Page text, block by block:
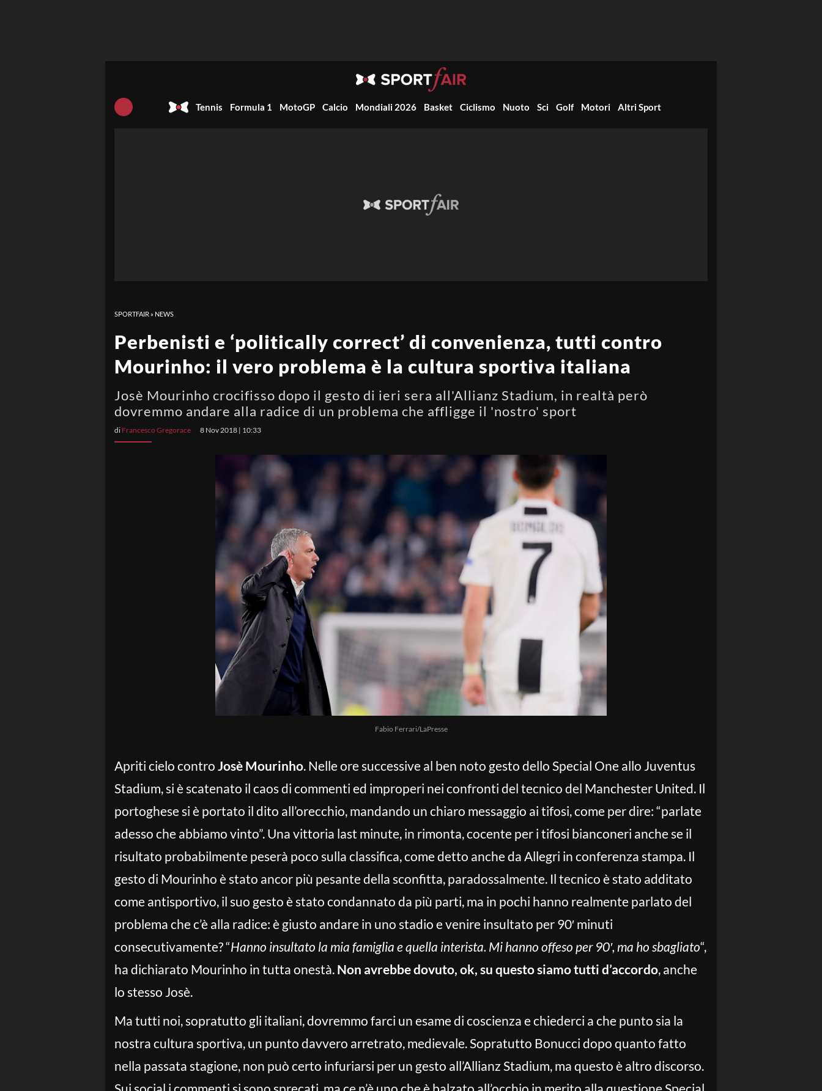
Tennis Formula 1 MotoGP Calcio Mondiali 2026 Basket Ciclismo Nuoto Sci Golf Motori Altri Sport
SPORTFAIR » NEWS
Perbenisti e ‘politically correct’ di convenienza, tutti contro
Mourinho: il vero problema è la cultura sportiva italiana
Josè Mourinho crocifisso dopo il gesto di ieri sera all'Allianz Stadium, in realtà però
dovremmo andare alla radice di un problema che affligge il 'nostro' sport
di Francesco Gregorace 8 Nov 2018 | 10:33
Fabio Ferrari/LaPresse
Apriti cielo contro Josè Mourinho. Nelle ore successive al ben noto gesto dello Special One allo Juventus
Stadium, si è scatenato il caos di commenti ed improperi nei confronti del tecnico del Manchester United. Il
portoghese si è portato il dito all’orecchio, mandando un chiaro messaggio ai tifosi, come per dire: “parlate
adesso che abbiamo vinto”. Una vittoria last minute, in rimonta, cocente per i tifosi bianconeri anche se il
risultato probabilmente peserà poco sulla classifica, come detto anche da Allegri in conferenza stampa. Il
gesto di Mourinho è stato ancor più pesante della sconfitta, paradossalmente. Il tecnico è stato additato
come antisportivo, il suo gesto è stato condannato da più parti, ma in pochi hanno realmente parlato del
problema che c’è alla radice: è giusto andare in uno stadio e venire insultato per 90′ minuti
consecutivamente? “Hanno insultato la mia famiglia e quella interista. Mi hanno offeso per 90′, ma ho sbagliato“,
ha dichiarato Mourinho in tutta onestà. Non avrebbe dovuto, ok, su questo siamo tutti d’accordo, anche
lo stesso Josè.
Ma tutti noi, sopratutto gli italiani, dovremmo farci un esame di coscienza e chiederci a che punto sia la
nostra cultura sportiva, un punto davvero arretrato, medievale. Sopratutto Bonucci dopo quanto fatto
nella passata stagione, non può certo infuriarsi per un gesto all’Allianz Stadium, ma questo è altro discorso.